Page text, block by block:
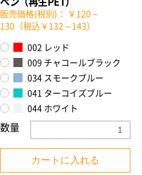
販売価格(税別)： ￥120～
130（税込￥132～143）
002 レッド
009 チャコールブラック
034 スモークブルー
041 ターコイズブルー
044 ホワイト
数量
カートに入れる